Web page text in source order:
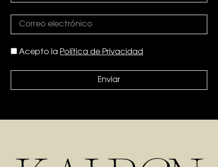
Acepto la Política de Privacidad
Enviar